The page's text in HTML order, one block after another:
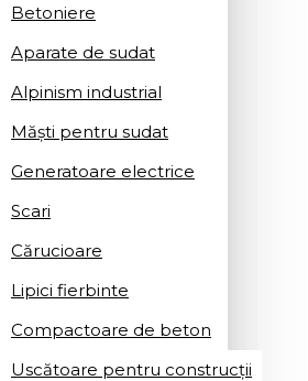
Betoniere
Aparate de sudat
Alpinism industrial
Măști pentru sudat
Generatoare electrice
Scari
Cărucioare
Lipici fierbinte
Compactoare de beton
Uscătoare pentru construcții